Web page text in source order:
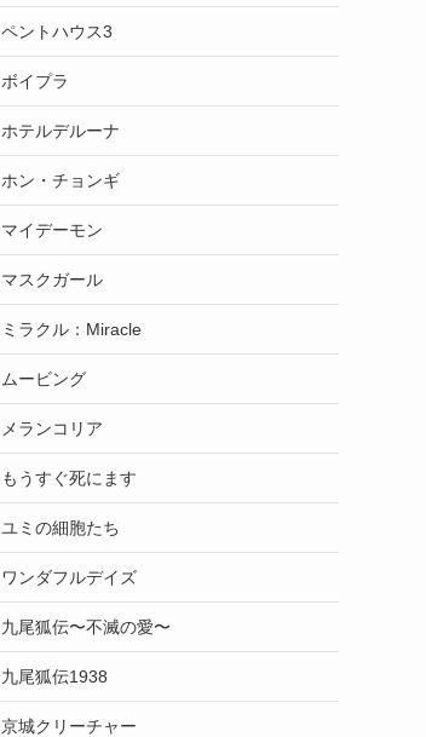
ペントハウス3
ボイプラ
ホテルデルーナ
ホン・チョンギ
マイデーモン
マスクガール
ミラクル：Miracle
ムービング
メランコリア
もうすぐ死にます
ユミの細胞たち
ワンダフルデイズ
九尾狐伝〜不滅の愛〜
九尾狐伝1938
京城クリーチャー